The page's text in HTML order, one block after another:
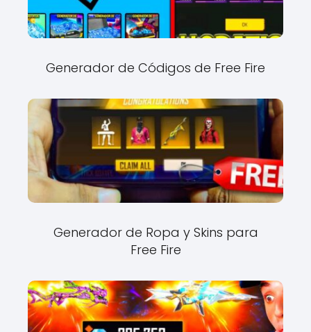
Generador de Códigos de Free Fire
Generador de Ropa y Skins para
Free Fire